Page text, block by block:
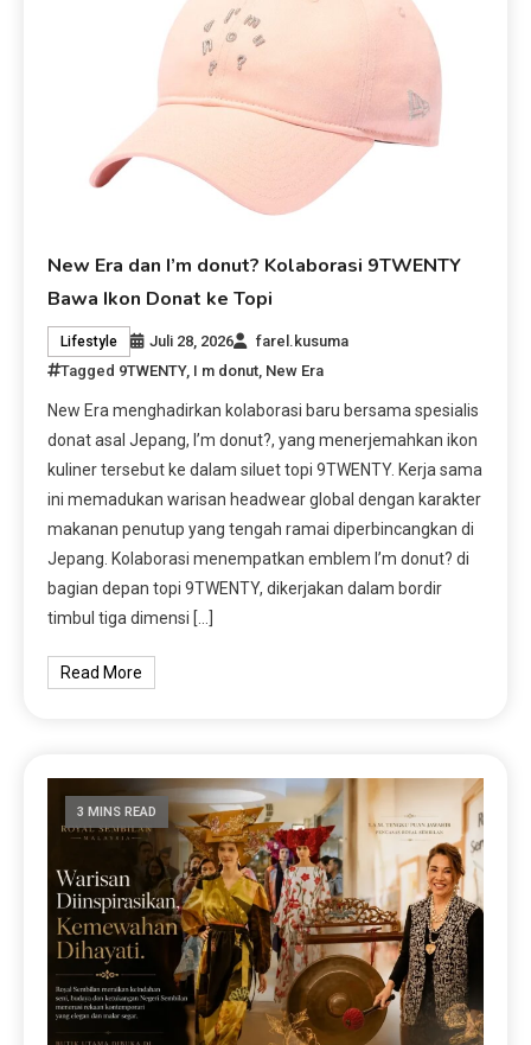
New Era dan I’m donut? Kolaborasi 9TWENTY
Bawa Ikon Donat ke Topi
Lifestyle Juli 28, 2026
farel.kusuma
Tagged 9TWENTY, I m donut New Era
New Era menghadirkan kolaborasi baru bersama spesialis
donat asal Jepang, I’m donut?, yang menerjemahkan ikon
kuliner tersebut ke dalam siluet topi 9TWENTY. Kerja sama
ini memadukan warisan headwear global dengan karakter
makanan penutup yang tengah ramai diperbincangkan di
Jepang. Kolaborasi menempatkan emblem I’m donut? di
bagian depan topi 9TWENTY, dikerjakan dalam bordir
timbul tiga dimensi […]
Read More
3 MINS READ